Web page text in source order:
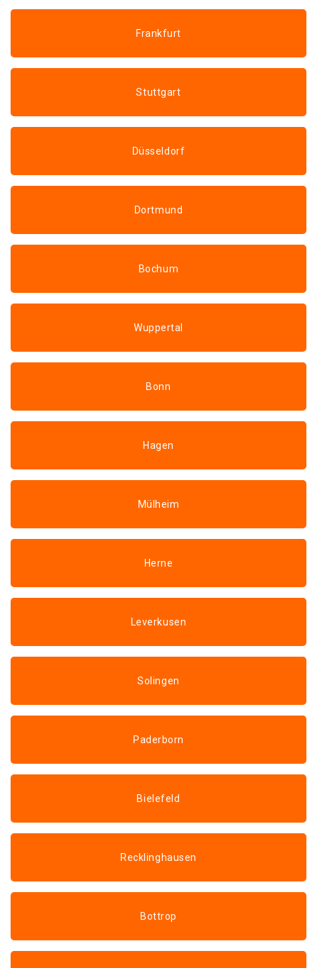
Frankfurt
Stuttgart
Düsseldorf
Dortmund
Bochum
Wuppertal
Bonn
Hagen
Mülheim
Herne
Leverkusen
Solingen
Paderborn
Bielefeld
Recklinghausen
Bottrop